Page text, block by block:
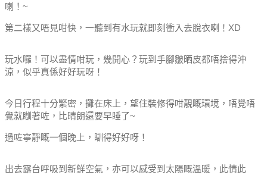
喇！~
第二樣又唔見咁快，一聽到有水玩就即刻衝入去脫衣喇！XD
玩水囉！可以盡情咁玩，幾開心？玩到手腳皺晒皮都唔捨得沖
涼，似乎真係好好玩呀！
今日行程十分緊密，攤在床上，望住裝修得咁靚嘅環境，唔覺唔
覺就瞓著咗，比晴朗還要早睡了~
過咗寧靜嘅一個晚上，瞓得好好呀！
出去露台呼吸到新鮮空氣，亦可以感受到太陽嘅溫暖，此情此